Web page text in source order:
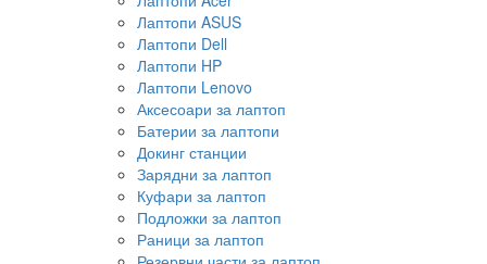
Лаптопи ASUS
Лаптопи Dell
Лаптопи HP
Лаптопи Lenovo
Аксесоари за лаптоп
Батерии за лаптопи
Докинг станции
Зарядни за лаптоп
Куфари за лаптоп
Подложки за лаптоп
Раници за лаптоп